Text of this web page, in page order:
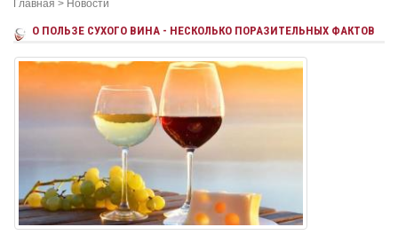
Главная > Новости
О ПОЛЬЗЕ СУХОГО ВИНА - НЕСКОЛЬКО ПОРАЗИТЕЛЬНЫХ ФАКТОВ